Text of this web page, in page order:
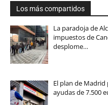
Los más compartidos
La paradoja de
impuestos de
desplome…
El plan de
ayudas de 7.500